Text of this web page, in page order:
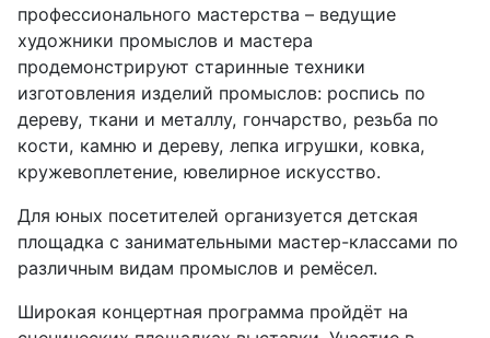
профессионального мастерства – ведущие
художники промыслов и мастера
продемонстрируют старинные техники
изготовления изделий промыслов: роспись по
дереву, ткани и металлу, гончарство, резьба по
кости, камню и дереву, лепка игрушки, ковка,
кружевоплетение, ювелирное искусство.
Для юных посетителей организуется детская
площадка с занимательными мастер-классами по
различным видам промыслов и ремёсел.
Широкая концертная программа пройдёт на